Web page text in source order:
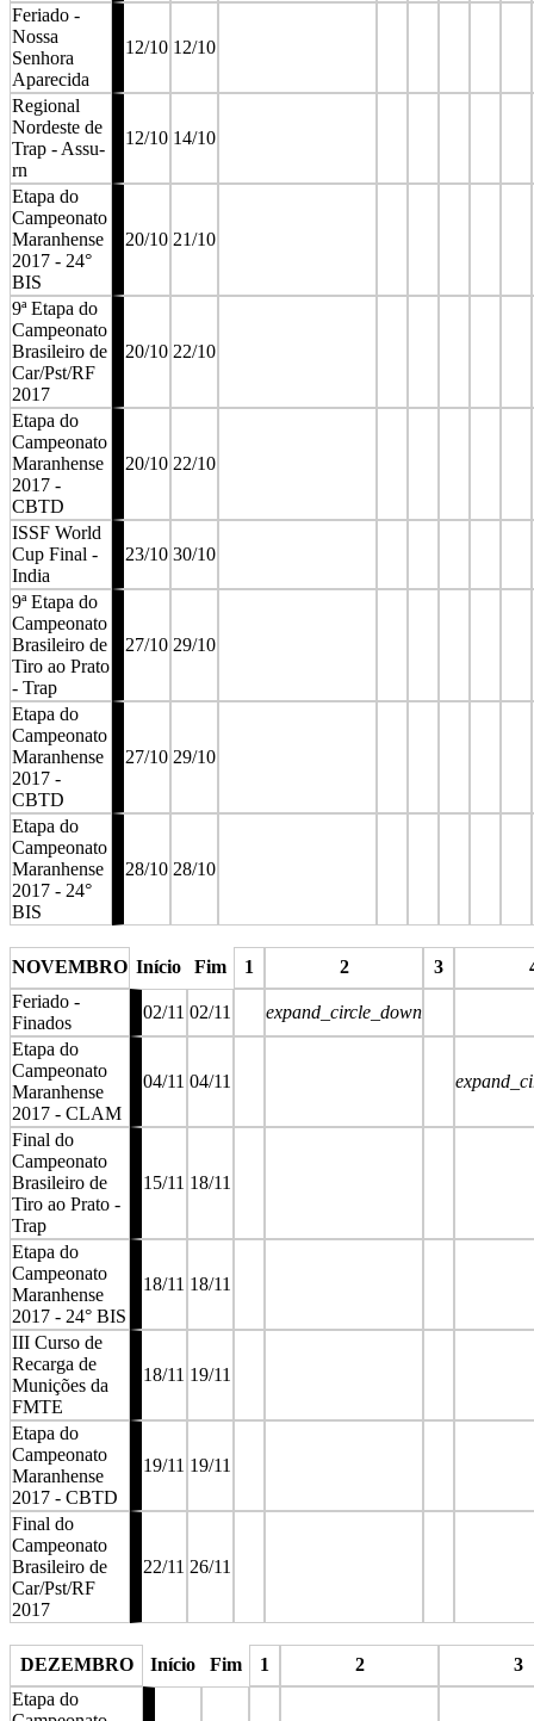
Feriado -
Nossa
Senhora
Aparecida
12/10 12/10
Regional
Nordeste de
Trap - Assu-
rn
12/10 14/10
Etapa do
Campeonato
Maranhense
2017 - 24°
BIS
20/10 21/10
9ª Etapa do
Campeonato
Brasileiro de
Car/Pst/RF
2017
20/10 22/10
Etapa do
Campeonato
Maranhense
2017 -
CBTD
20/10 22/10
ISSF World
Cup Final -
India
23/10 30/10
9ª Etapa do
Campeonato
Brasileiro de
Tiro ao Prato
- Trap
27/10 29/10
Etapa do
Campeonato
Maranhense
2017 -
CBTD
27/10 29/10
Etapa do
Campeonato
Maranhense
2017 - 24°
BIS
28/10 28/10
NOVEMBRO Início Fim 1 2 3
Feriado -
Finados
02/11 02/11
expand_circle_down
Etapa do
Campeonato
Maranhense
2017 - CLAM
04/11 04/11
Final do
Campeonato
Brasileiro de
Tiro ao Prato -
Trap
15/11 18/11
Etapa do
Campeonato
Maranhense
2017 - 24° BIS
18/11 18/11
III Curso de
Recarga de
Munições da
FMTE
18/11 19/11
Etapa do
Campeonato
Maranhense
2017 - CBTD
19/11 19/11
Final do
Campeonato
Brasileiro de
Car/Pst/RF
2017
22/11 26/11
DEZEMBRO
Início Fim 1 2
3
Etapa do